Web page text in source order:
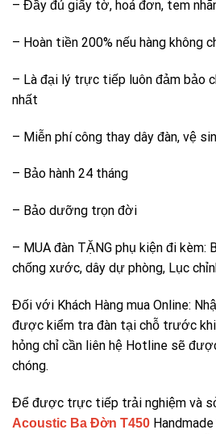
– Đầy đủ giấy tờ, hoá đơn, tem
– Hoàn tiền 200% nếu hàng không
– Là đại lý trực tiếp luôn đảm bảo
nhất
– Miễn phí công thay dây đàn, vệ
– Bảo hành 24 tháng
– Bảo dưỡng trọn đời
– MUA đàn TẶNG phụ kiện đi kèm:
chống xước, dây dự phòng, Lục
Đối với Khách Hàng mua Online:
được kiểm tra đàn tại chỗ trước
hỏng chỉ cần liên hệ Hotline sẽ
chóng.
Để được trực tiếp trải nghiệm và
Acoustic Ba Đờn T450